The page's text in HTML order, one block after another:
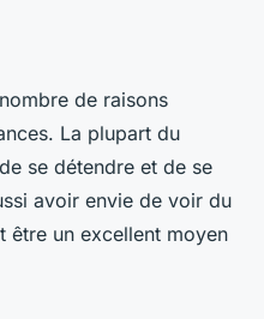
de raisons
La plupart du
se détendre et de se
avoir envie de voir du
être un excellent moyen